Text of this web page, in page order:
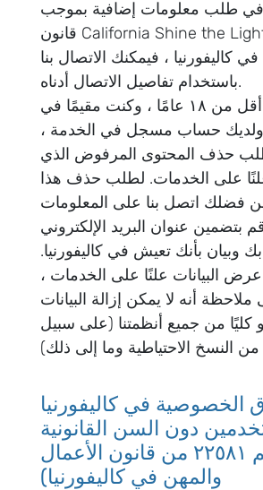
طلب معلومات إضافية بموجب
قانون California Shine the Light ، وإذا كنت
في كاليفورنيا ، فيمكنك الاتصال بنا
باستخدام تفاصيل الاتصال أدناه.
إذا كان عمرك أقل من ۱۸ عامًا ، وكنت مقيمًا في
، ولديك حساب مسجل في الخدمة ،
حذف المحتوى المرفوض الذي
على الخدمات. لطلب حذف هذا
فضلك اتصل بنا على المعلومات
بتضمين عنوان البريد الإلكتروني
وبيان بأنك تعيش في كاليفورنيا.
البيانات علنًا على الخدمات ،
أنه لا يمكن إزالة البيانات
كليًا من جميع أنظمتنا (على سبيل
الخصوصية في كاليفورنيا
دون السن القانونية
(القسم ۲۲٥۸۱ من قانون الأعمال
والمهن في كاليفورنيا)